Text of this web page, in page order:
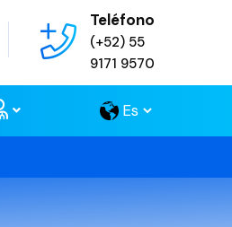
Teléfono
(+52) 55
9171 9570